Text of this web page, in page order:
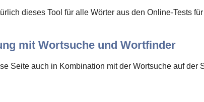
dieses Tool für alle Wörter aus den Online-Tests
mit Wortsuche und Wortfinder
Seite auch in Kombination mit der Wortsuche auf der